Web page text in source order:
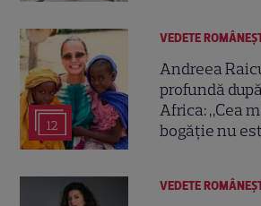
12
VEDETE
Andreea
profundă
Africa: „Cea
bogăție nu
VEDETE